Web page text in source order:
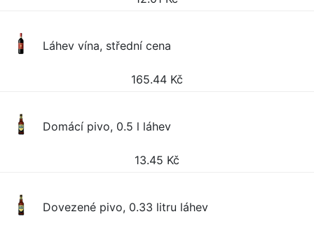
Láhev vína, střední cena
165.44 Kč
Domácí pivo, 0.5 l láhev
13.45 Kč
Dovezené pivo, 0.33 litru láhev